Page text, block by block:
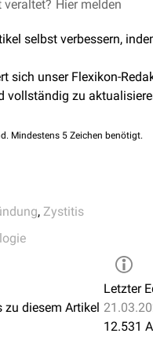
Hier melden
selbst verbessern,
sich unser Flexikon-
vollständig zu
Mindestens 5 Zeichen benötigt.
, Zystitis
zu diesem Artikel
Letzter
12.531